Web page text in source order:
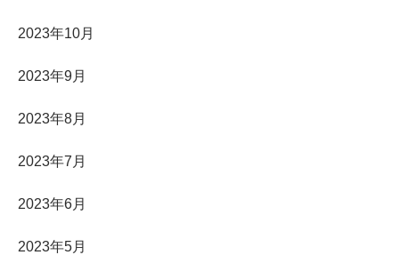
2023年10月
2023年9月
2023年8月
2023年7月
2023年6月
2023年5月